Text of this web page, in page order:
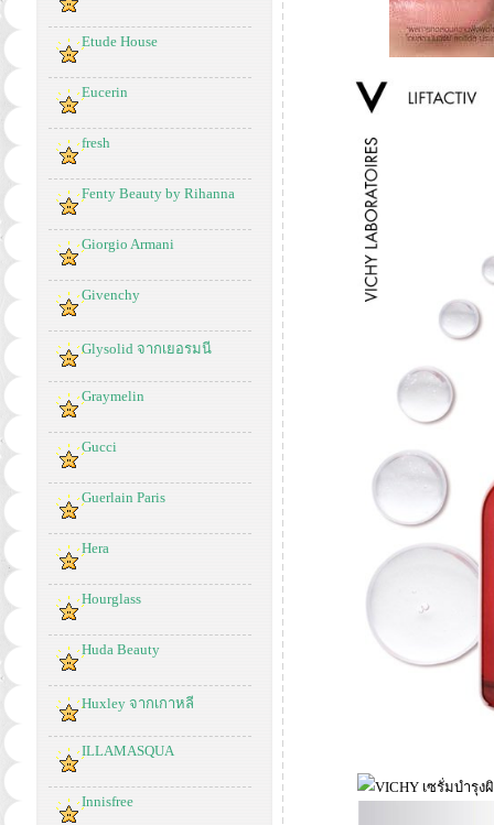
Etude House
Eucerin
fresh
Fenty Beauty by Rihanna
Giorgio Armani
Givenchy
Glysolid จากเยอรมนี
Graymelin
Gucci
Guerlain Paris
Hera
Hourglass
Huda Beauty
Huxley จากเกาหลี
ILLAMASQUA
Innisfree